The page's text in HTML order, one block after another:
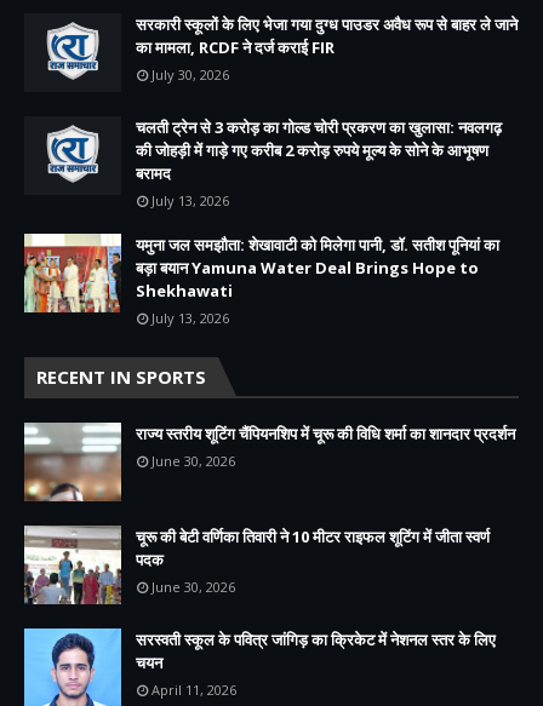
सरकारी स्कूलों के लिए भेजा गया दुग्ध पाउडर अवैध रूप से बाहर ले जाने
का मामला, RCDF ने दर्ज कराई FIR
July 30, 2026
चलती ट्रेन से 3 करोड़ का गोल्ड चोरी प्रकरण का खुलासा: नवलगढ़
की जोहड़ी में गाड़े गए करीब 2 करोड़ रुपये मूल्य के सोने के आभूषण
बरामद
July 13, 2026
यमुना जल समझौता: शेखावाटी को मिलेगा पानी, डॉ. सतीश पूनियां का
बड़ा बयान Yamuna Water Deal Brings Hope to
Shekhawati
July 13, 2026
RECENT IN SPORTS
राज्य स्तरीय शूटिंग चैंपियनशिप में चूरू की विधि शर्मा का शानदार प्रदर्शन
June 30, 2026
चूरू की बेटी वर्णिका तिवारी ने 10 मीटर राइफल शूटिंग में जीता स्वर्ण
पदक
June 30, 2026
सरस्वती स्कूल के पवित्र जांगिड़ का क्रिकेट में नेशनल स्तर के लिए
चयन
April 11, 2026